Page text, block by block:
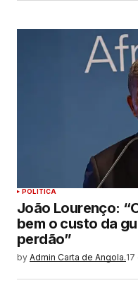
POLITICA
João Lourenço:
bem o custo da
perdão”
by Admin Carta de Angola.